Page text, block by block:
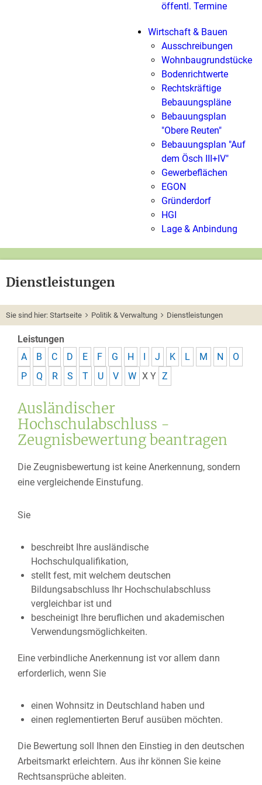
öffentl. Termine
Wirtschaft & Bauen
Ausschreibungen
Wohnbaugrundstücke
Bodenrichtwerte
Rechtskräftige
Bebauungspläne
Bebauungsplan
"Obere Reuten"
Bebauungsplan "Auf
dem Ösch III+IV"
Gewerbeflächen
EGON
Gründerdorf
HGI
Lage & Anbindung
Dienstleistungen
Sie sind hier: Startseite Politik & Verwaltung Dienstleistungen
Leistungen
A
B C D E F G H I J K L M N
O
P
Q R S T U V W X Y Z
Ausländischer
Hochschulabschluss -
Zeugnisbewertung beantragen
Die Zeugnisbewertung ist keine Anerkennung, sondern
eine vergleichende Einstufung.
Sie
beschreibt Ihre ausländische
Hochschulqualifikation,
stellt fest, mit welchem deutschen
Bildungsabschluss Ihr Hochschulabschluss
vergleichbar ist und
bescheinigt Ihre beruflichen und akademischen
Verwendungsmöglichkeiten.
Eine verbindliche Anerkennung ist vor allem dann
erforderlich, wenn Sie
einen Wohnsitz in Deutschland haben und
einen reglementierten Beruf ausüben möchten.
Die Bewertung soll Ihnen den Einstieg in den deutschen
Arbeitsmarkt erleichtern. Aus ihr können Sie keine
Rechtsansprüche ableiten.